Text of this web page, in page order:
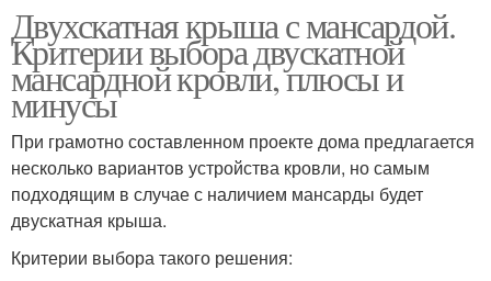
Двускатная крыша Двускатные крыши
Двухскатная крыша с мансардой.
Критерии выбора двускатной
мансардной кровли, плюсы и
минусы
При грамотно составленном проекте дома предлагается
несколько вариантов устройства кровли, но самым
подходящим в случае с наличием мансарды будет
двускатная крыша.
Критерии выбора такого решения: